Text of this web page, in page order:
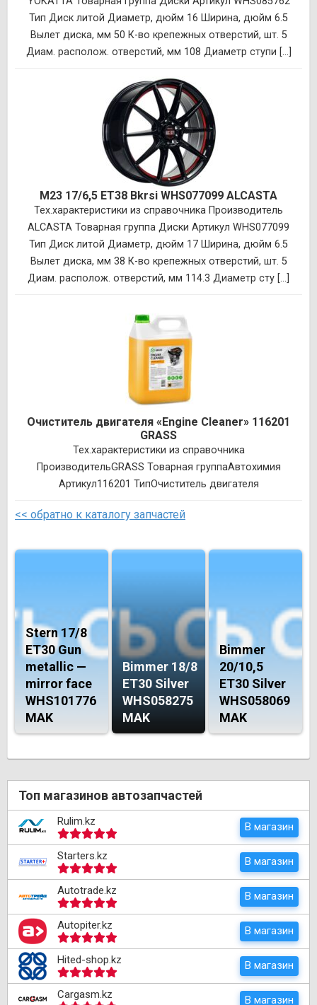
Тип Диск литой Диаметр, дюйм 16 Ширина, дюйм 6.5
Вылет диска, мм 50 К-во крепежных отверстий, шт. 5
Диам. располож. отверстий, мм 108 Диаметр ступи [...]
M23 17/6,5 ET38 Bkrsi WHS077099 ALCASTA
Тех.характеристики из справочника Производитель
ALCASTA Товарная группа Диски Артикул WHS077099
Тип Диск литой Диаметр, дюйм 17 Ширина, дюйм 6.5
Вылет диска, мм 38 К-во крепежных отверстий, шт. 5
Диам. располож. отверстий, мм 114.3 Диаметр сту [...]
Очиститель двигателя «Engine Cleaner» 116201
GRASS
Тех.характеристики из справочника
ПроизводительGRASS Товарная группаАвтохимия
Артикул116201 ТипОчиститель двигателя
<< обратно к каталогу запчастей
Stern 17/8
ET30 Gun
metallic —
mirror face
WHS101776
MAK
Bimmer 18/8
ET30 Silver
WHS058275
MAK
Bimmer
20/10,5
ET30 Silver
WHS058069
MAK
Топ магазинов автозапчастей
Rulim.kz В магазин
Starters.kz В магазин
Autotrade.kz В магазин
Autopiter.kz В магазин
Hited-shop.kz В магазин
Cargasm.kz В магазин